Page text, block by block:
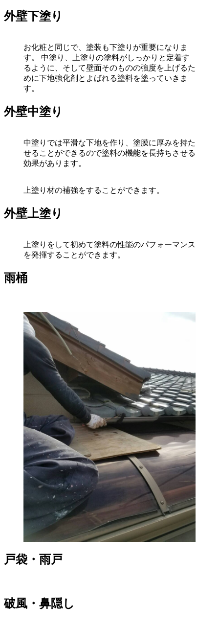
外壁下塗り
お化粧と同じで、塗装も下塗りが重要になりま
す。 中塗り、上塗りの塗料がしっかりと定着す
るように、そして壁面そのものの強度を上げるた
めに下地強化剤とよばれる塗料を塗っていきま
す。
外壁中塗り
中塗りでは平滑な下地を作り、塗膜に厚みを持た
せることができるので塗料の機能を長持ちさせる
効果があります。
上塗り材の補強をすることができます。
外壁上塗り
上塗りをして初めて塗料の性能のパフォーマンス
を発揮することができます。
雨桶
戸袋・雨戸
破風・鼻隠し